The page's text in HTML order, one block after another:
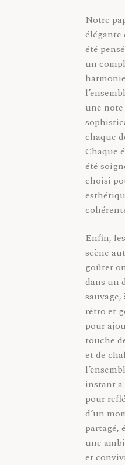
Notre
élégante
été
un
une note
chaque
Chaque
été
choisi
Enfin,
scène
goûter
dans un
sauvage,
rétro et
pour
touche
et de
instant a
pour
d’un
partagé,
une
et